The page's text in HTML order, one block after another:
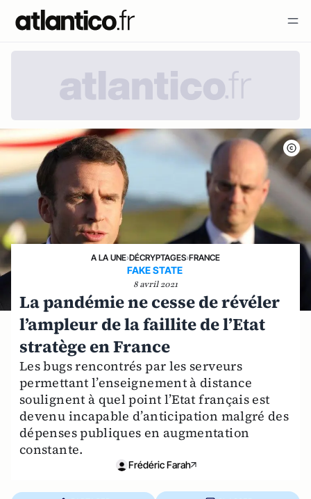
A LA UNE›DÉCRYPTAGES›FRANCE
FAKE STATE
8 avril 2021
La pandémie ne cesse de révéler
l’ampleur de la faillite de l’Etat
stratège en France
Les bugs rencontrés par les serveurs
permettant l’enseignement à distance
soulignent à quel point l’Etat français est
devenu incapable d’anticipation malgré des
dépenses publiques en augmentation
constante.
Frédéric Farah